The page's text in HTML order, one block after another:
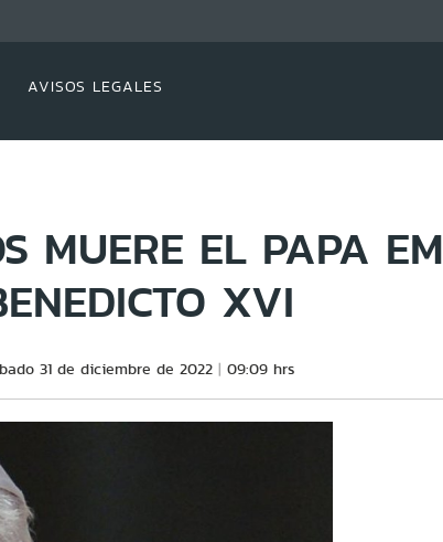
AVISOS LEGALES
MUERE EL PAPA
XVI
31 de diciembre de 2022 09:09 hrs